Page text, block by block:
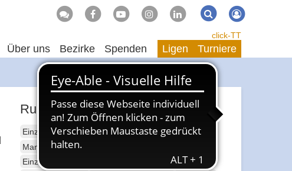
Suche Suchen
Über uns Bezirke Spenden
click-TT
Ligen Turniere
Rubriken
Einzelsport Erwachsene
Mannschaftssport Erwachsene
Einzelsport Jugend
Mannschaftssport Jugend